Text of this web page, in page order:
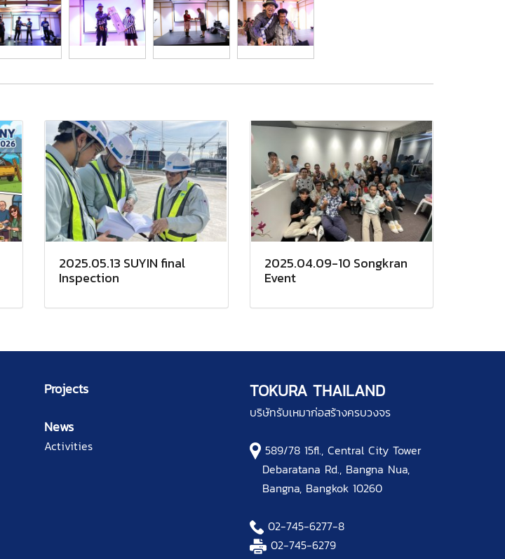
2025.05.13 SUYIN final
Inspection
2025.04.09-10 Songkran
Event
Projects
News
Activities
TOKURA THAILAND
บริษัทรับเหมาก่อสร้างครบวงจร
589/78 15fl., Central City Tower
Debaratana Rd., Bangna Nua,
Bangna, Bangkok 10260
02-745-6277-8
02-745-6279